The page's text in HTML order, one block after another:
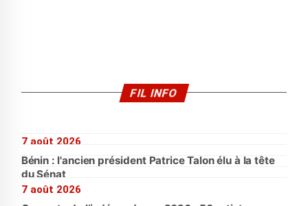
FIL INFO
7 août 2026
Bénin : l'ancien président Patrice Talon élu à la tête
du Sénat
7 août 2026